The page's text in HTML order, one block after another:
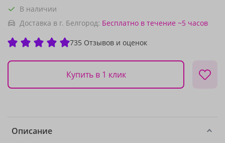
В наличии
Доставка в г. Белгород: Бесплатно в течение ~5 часов
735 Отзывов и оценок
Купить в 1 клик
Описание